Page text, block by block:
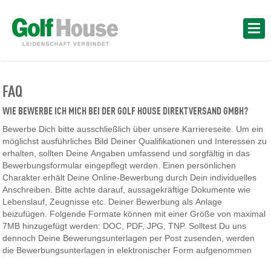
FAQ
WIE BEWERBE ICH MICH BEI DER GOLF HOUSE DIREKTVERSAND GMBH?
Bewerbe Dich bitte ausschließlich über unsere Karriereseite. Um ein
möglichst ausführliches Bild Deiner Qualifikationen und Interessen zu
erhalten, sollten Deine Angaben umfassend und sorgfältig in das
Bewerbungsformular eingepflegt werden. Einen persönlichen
Charakter erhält Deine Online-Bewerbung durch Dein individuelles
Anschreiben. Bitte achte darauf, aussagekräftige Dokumente wie
Lebenslauf, Zeugnisse etc. Deiner Bewerbung als Anlage
beizufügen. Folgende Formate können mit einer Größe von maximal
7MB hinzugefügt werden: DOC, PDF, JPG, TNP. Solltest Du uns
dennoch Deine Bewerungsunterlagen per Post zusenden, werden
die Bewerbungsunterlagen in elektronischer Form aufgenommen